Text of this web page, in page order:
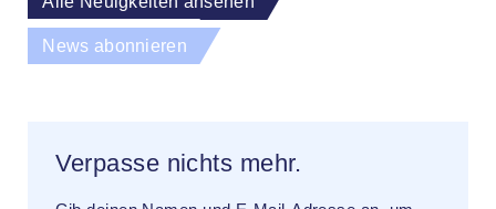
News abonnieren
Verpasse nichts mehr.